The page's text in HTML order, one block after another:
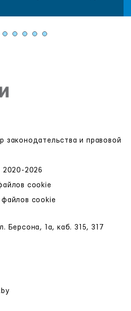
законодательства и правовой
2020-2026
cookie
файлов cookie
Берсона, 1а, каб. 315, 317